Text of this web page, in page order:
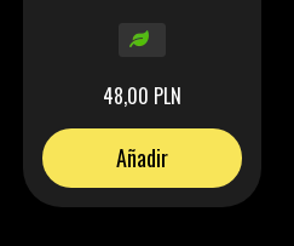
bazyliowe / chipsy seler /
48,00 PLN
Añadir